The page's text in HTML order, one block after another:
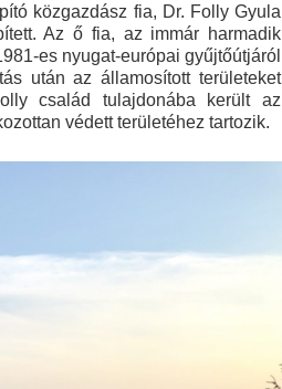
közgazdász fia, Dr. Folly Gyula
Az ő fia, az immár harmadik
es nyugat-európai gyűjtőútjáról
után az államosított területeket
család tulajdonába került az
védett területéhez tartozik.